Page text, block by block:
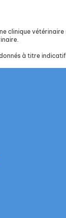
clinique
à titre